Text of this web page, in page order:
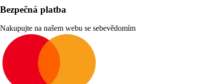
Bezpečná platba
Nakupujte na našem webu se sebevědomím